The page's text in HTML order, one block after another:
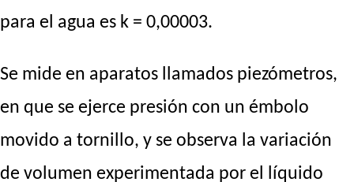
para el agua es k = 0,00003.
Se mide en aparatos llamados piezómetros,
en que se ejerce presión con un émbolo
movido a tornillo, y se observa la variación
de volumen experimentada por el líquido